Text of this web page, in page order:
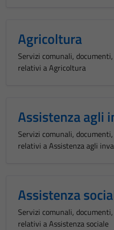
Agricoltura
Servizi comunali,
relativi a Agricoltura
Assistenza agli
Servizi comunali,
relativi a Assistenza agli
Assistenza
Servizi comunali,
relativi a Assistenza sociale